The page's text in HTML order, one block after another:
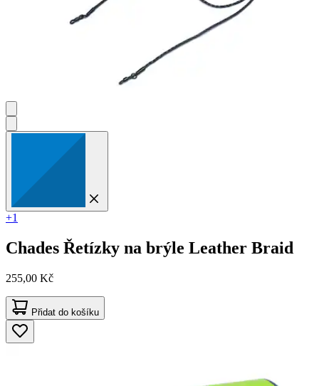
+1
Chades Řetízky na brýle Leather Braid
255,00 Kč
Přidat do košíku